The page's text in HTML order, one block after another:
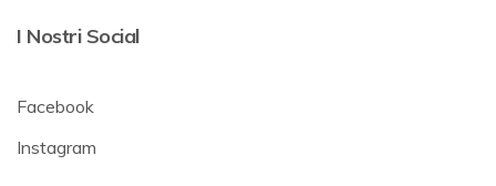
I Nostri Social
Facebook
Instagram